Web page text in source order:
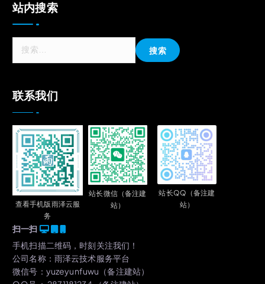
站内搜索
联系我们
查看手机版雨泽云服
务
站长微信（备注建
站）
站长QQ（备注建
站）
扫一扫
手机扫描二维码，时刻关注我们！
公司名称：雨泽云技术服务平台
微信号：yuzeyunfuwu（备注建站）